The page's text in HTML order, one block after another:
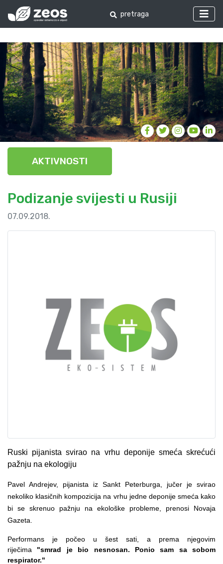
AKTIVNOSTI
Podizanje svijesti u Rusiji
07.09.2018.
Ruski pijanista svirao na vrhu deponije smeća skrećući
pažnju na ekologiju
Pavel Andrejev, pijanista iz Sankt Peterburga, jučer je svirao
nekoliko klasičnih kompozicija na vrhu jedne deponije smeća kako
bi se skrenuo pažnju na ekološke probleme, prenosi Novaja
Gazeta.
Performans je počeo u šest sati, a prema njegovim
riječima "smrad je bio nesnosan. Ponio sam sa sobom
respirator."